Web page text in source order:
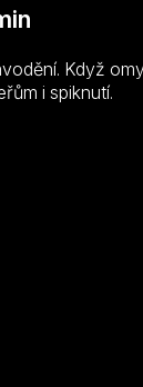
Když
i spiknutí.